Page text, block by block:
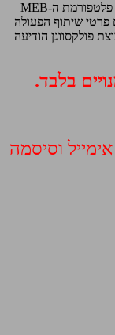
פולקסווגן תקים מפעל לייצור מכוניות חשמליות על פלטפורמת ה-MEB
פרטי שיתוף הפעולה
היום. אוטוניוז, 15.01.2018 - קבוצת פולקסווגן הודיעה
בלבד.
וסיסמה